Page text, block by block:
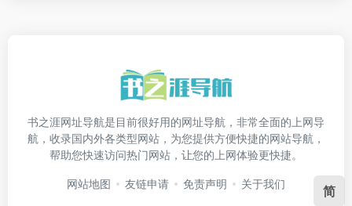
书之涯网址导航是目前很好用的网址导航，非常全面的上网导
航，收录国内外各类型网站，为您提供方便快捷的网站导航，
帮助您快速访问热门网站，让您的上网体验更快捷。
网站地图 友链申请 免责声明 关于我们 简